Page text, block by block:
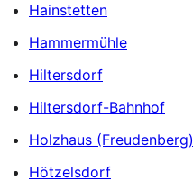
Hainstetten
Hammermühle
Hiltersdorf
Hiltersdorf-Bahnhof
Holzhaus (Freudenberg)
Hötzelsdorf